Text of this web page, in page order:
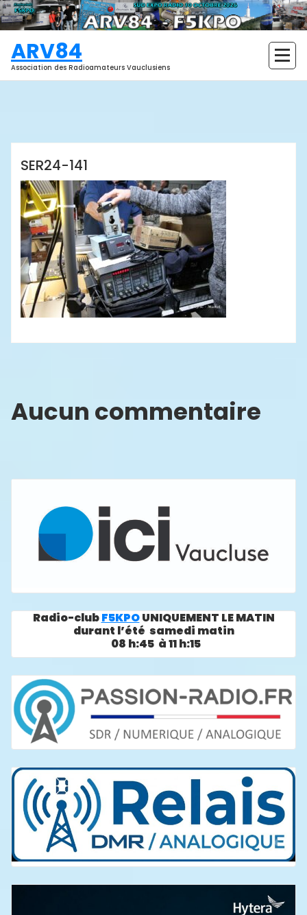
Aller
au
contenu
ARV84
Association des Radioamateurs Vauclusiens
SER24-141
Aucun commentaire
Radio-clubF5KPOUNIQUEMENT LE MATIN
durant l’été samedi matin
08 h:45 à 11 h:15